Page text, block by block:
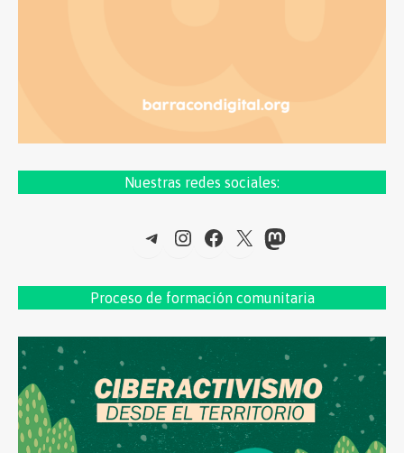
Nuestras redes sociales:
Telegram
Instagram
Facebook
X Mastodon
Proceso de formación comunitaria